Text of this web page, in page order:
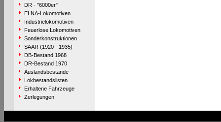
DR - "6000er"
ELNA-Lokomotiven
Industrielokomotiven
Feuerlose Lokomotiven
Sonderkonstruktionen
SAAR (1920 - 1935)
DB-Bestand 1968
DR-Bestand 1970
Auslandsbestände
Lokbestandslisten
Erhaltene Fahrzeuge
Zerlegungen